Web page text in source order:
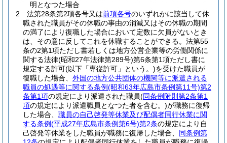
明となつた場合
2
法第28条第2項各号又は前項各号のいずれかに該当して休
職された職員がその休職の事由の消滅又はその休職の期間
の満了により復職した場合において定数に欠員がないとき
は、その意に反してこれを休職することができる。 法第55
条の2第1項ただし書若しくは地方公営企業等の労働関係に
関する法律(昭和27年法律第289号)第6条第1項ただし書に
規定する許可(以下「専従許可」という。)を受けた職員が
復職した場合、 外国の地方公共団体の機関等に派遣される
職員の処遇等に関する条例(昭和63年広島市条例第11号)第2
条第1項の規定により派遣された職員(同条例附則第2条第1
項の規定により派遣職員となつた者を含む。)が職務に復帰
した場合、 職員の自己啓発等休業及び配偶者同行休業に関
する条例(平成27年広島市条例第6号)第2条の規定により自
己啓発等休業をした職員が職務に復帰した場合、 同条例第